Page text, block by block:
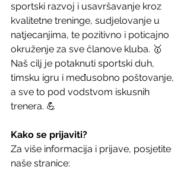
sportski razvoj i usavršavanje kroz
kvalitetne treninge, sudjelovanje u
natjecanjima, te pozitivno i poticajno
okruženje za sve članove kluba. 🥇
Naš cilj je potaknuti sportski duh,
timsku igru i međusobno poštovanje,
a sve to pod vodstvom iskusnih
trenera. 💪
Kako se prijaviti?
Za više informacija i prijave, posjetite
naše stranice: